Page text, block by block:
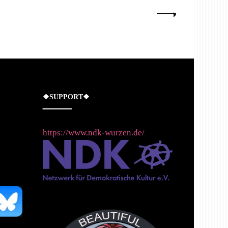
❖SUPPORT❖
https://www.ndk-wurzen.de/